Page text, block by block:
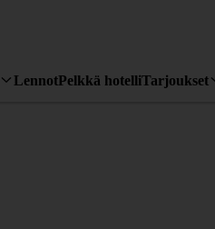
LennotPelkkä hotelliTarjoukset